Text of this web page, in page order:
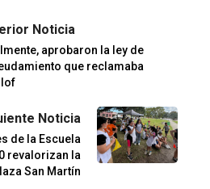
Noticia
aprobaron la ley de
que reclamaba
Noticia
de la Escuela
revalorizan la
San Martín